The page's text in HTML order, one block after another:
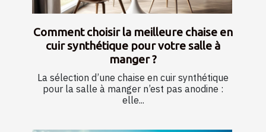
Comment choisir la meilleure chaise en
cuir synthétique pour votre salle à
manger ?
La sélection d’une chaise en cuir synthétique
pour la salle à manger n’est pas anodine :
elle...